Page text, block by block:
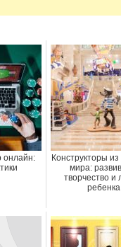
онлайн:
Конструкторы из
мира:
творчество и
ребенка